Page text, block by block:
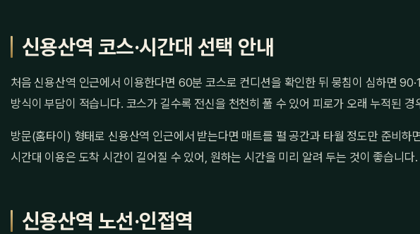
신용산역 코스·시간대 선택 안내
처음 신용산역 인근에서 이용한다면 60분 코스로 컨디션을 확인한 뒤 뭉침이 심하면
방식이 부담이 적습니다. 코스가 길수록 전신을 천천히 풀 수 있어 피로가 오래 누적된 경
방문(홈타이) 형태로 신용산역 인근에서 받는다면 매트를 펼 공간과 타월 정도만 준비하
시간대 이용은 도착 시간이 길어질 수 있어, 원하는 시간을 미리 알려 두는 것이 좋습니다.
신용산역 노선·인접역